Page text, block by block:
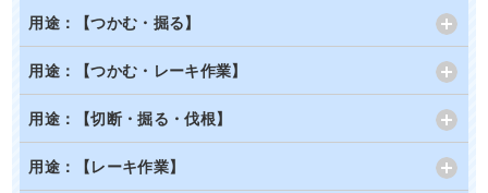
用途：【つかむ・掘る】
用途：【つかむ・レーキ作業】
用途：【切断・掘る・伐根】
用途：【レーキ作業】